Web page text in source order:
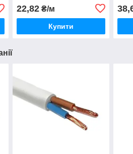
22,82₴/м
Купити